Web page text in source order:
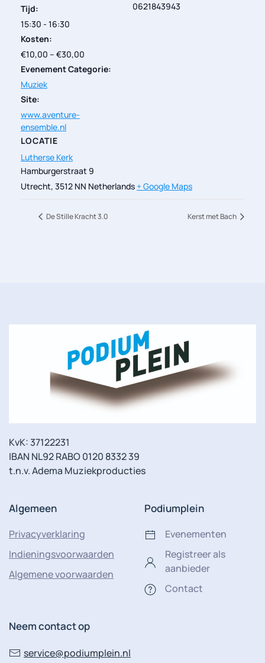
Tijd:
15:30 - 16:30
Kosten:
€10,00 – €30,00
Evenement Categorie:
Muziek
Site:
www.aventure-
ensemble.nl
LOCATIE
Lutherse Kerk
Hamburgerstraat 9
Utrecht, 3512 NN Netherlands + Google Maps
0621843943
De Stille Kracht 3.0 Kerst met Bach
KvK: 37122231
IBAN NL92 RABO 0120 8332 39
t.n.v. Adema Muziekproducties
Algemeen
Privacyverklaring
Indieningsvoorwaarden
Algemene voorwaarden
Podiumplein
Evenementen
Registreer als
aanbieder
Contact
Neem contact op
service@podiumplein.nl